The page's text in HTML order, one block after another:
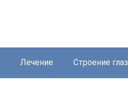
Лечение Строение глаз